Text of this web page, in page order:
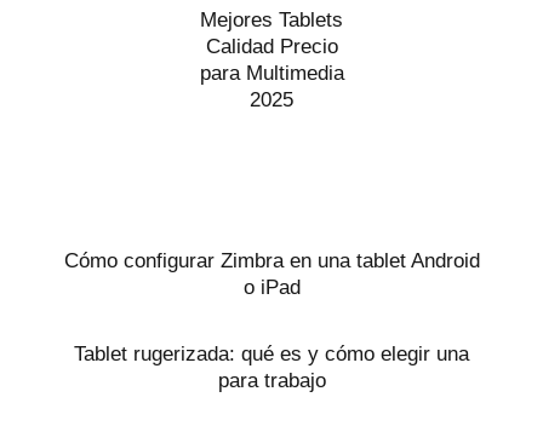
Mejores Tablets
Calidad Precio
para Multimedia
2025
Cómo configurar Zimbra en una tablet Android
o iPad
Tablet rugerizada: qué es y cómo elegir una
para trabajo